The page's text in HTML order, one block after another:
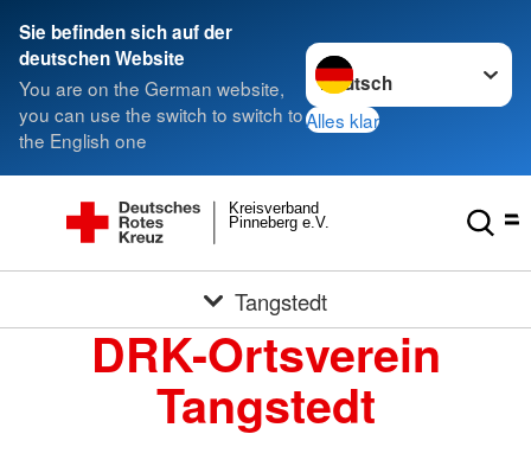
Sie befinden sich auf der
deutschen Website
You are on the German website,
you can use the switch to switch to
the English one
Sprache wechseln zu
Alles klar
Pinneberg e.V.
Kreisverband
Tangstedt
DRK-Ortsverein
Tangstedt